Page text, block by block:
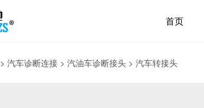
首页
> 汽车诊断连接 > 汽油车诊断接头 > 汽车转接头